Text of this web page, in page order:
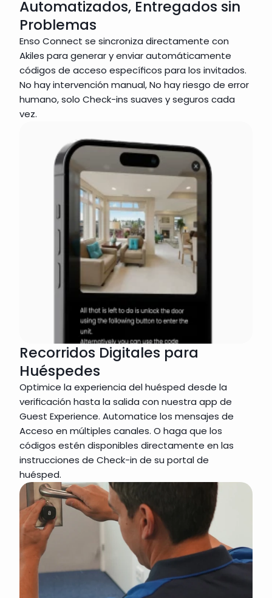
Automatizados, Entregados sin
Problemas
Enso Connect se sincroniza directamente con
Akiles para generar y enviar automáticamente
códigos de acceso específicos para los invitados.
No hay intervención manual, No hay riesgo de error
humano, solo Check-ins suaves y seguros cada
vez.
Recorridos Digitales para
Huéspedes
Optimice la experiencia del huésped desde la
verificación hasta la salida con nuestra app de
Guest Experience. Automatice los mensajes de
Acceso en múltiples canales. O haga que los
códigos estén disponibles directamente en las
instrucciones de Check-in de su portal de
huésped.